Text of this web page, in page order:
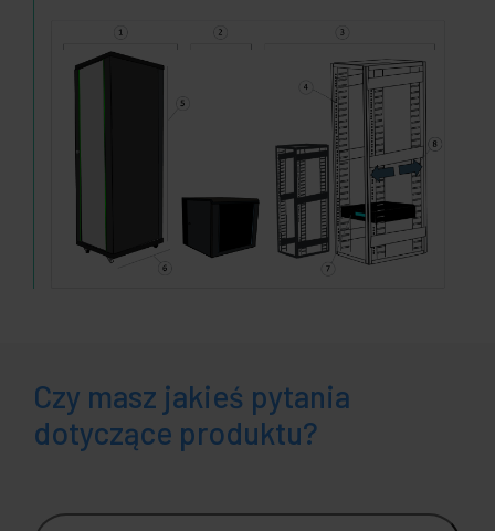
Czy masz jakieś pytania
dotyczące produktu?